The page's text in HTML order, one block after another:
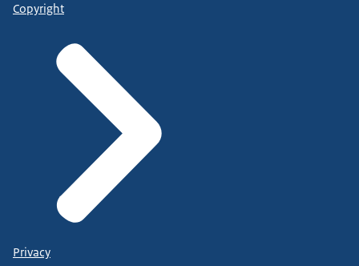
Copyright
Privacy